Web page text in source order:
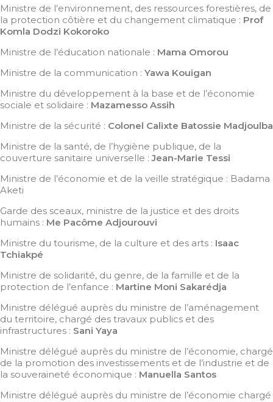
Ministre de l’environnement, des ressources forestières, de
la protection côtière et du changement climatique : Prof
Komla Dodzi Kokoroko
Ministre de l’éducation nationale : Mama Omorou
Ministre de la communication : Yawa Kouigan
Ministre du développement à la base et de l’économie
sociale et solidaire : Mazamesso Assih
Ministre de la sécurité : Colonel Calixte Batossie Madjoulba
Ministre de la santé, de l’hygiène publique, de la
couverture sanitaire universelle :Jean-Marie Tessi
Ministre de l’économie et de la veille stratégique : Badama
Aketi
Garde des sceaux, ministre de la justice et des droits
humains : Me Pacôme Adjourouvi
Ministre du tourisme, de la culture et des arts : Isaac
Tchiakpé
Ministre de solidarité, du genre, de la famille et de la
protection de l’enfance : Martine Moni Sakarédja
Ministre délégué auprès du ministre de l’aménagement
du territoire, chargé des travaux publics et des
infrastructures : Sani Yaya
Ministre délégué auprès du ministre de l’économie, chargé
de la promotion des investissements et de l’industrie et de
la souveraineté économique : Manuella Santos
Ministre délégué auprès du ministre de l’économie chargé